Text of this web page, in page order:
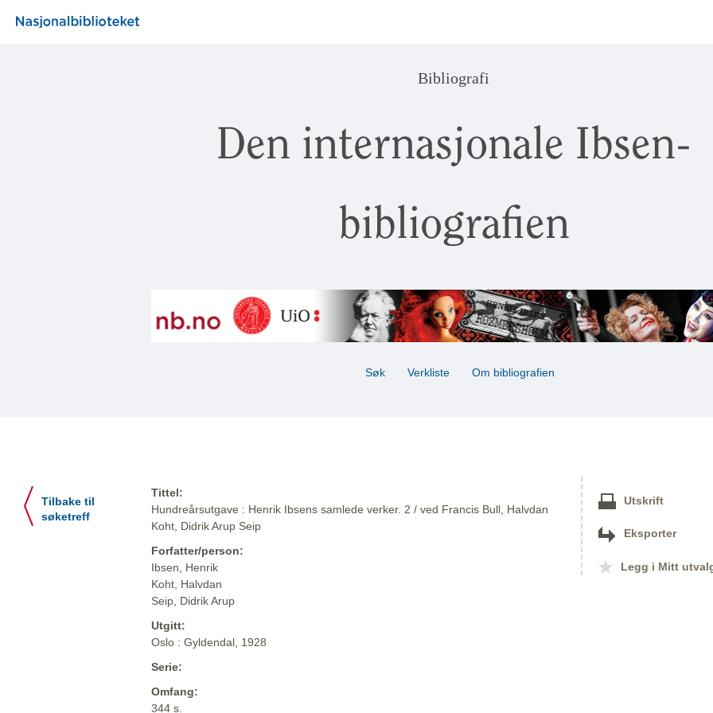
Bibliografi
Den internasjonale Ibsen-
bibliografien
Søk Verkliste Om bibliografien
Tilbake til
søketreff
Tittel:
Hundreårsutgave : Henrik Ibsens samlede verker. 2 / ved Francis Bull, Halvdan
Koht, Didrik Arup Seip
Forfatter/person:
Ibsen, Henrik
Koht, Halvdan
Seip, Didrik Arup
Utgitt:
Oslo : Gyldendal, 1928
Serie:
Omfang:
344 s.
Utskrift
Eksporter
Legg i Mitt